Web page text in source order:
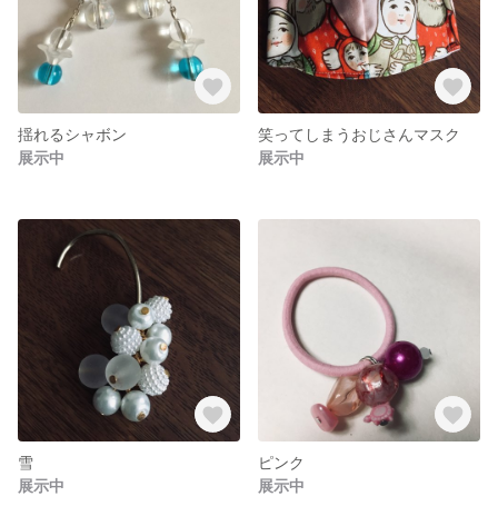
揺れるシャボン
展示中
笑ってしまうおじさんマスク
展示中
雪
展示中
ピンク
展示中